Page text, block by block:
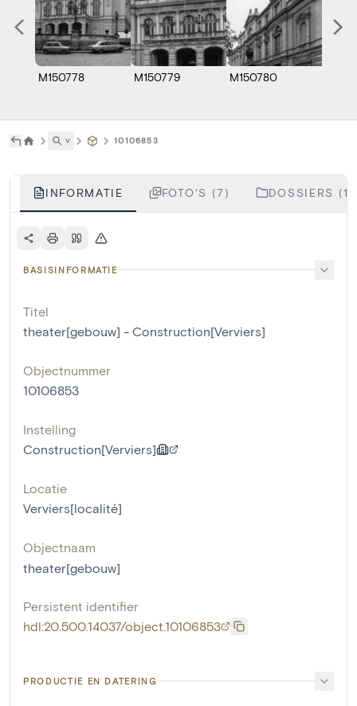
M150778 M150779 M150780
˅ 10106853
INFORMATIE FOTO'S (7) DOSSIERS (1)
BASISINFORMATIE
Titel
theater[gebouw] - Construction[Verviers]
Objectnummer
10106853
Instelling
Construction[Verviers]
Locatie
Verviers[localité]
Objectnaam
theater[gebouw]
Persistent identifier
hdl:20.500.14037/object.10106853
PRODUCTIE EN DATERING